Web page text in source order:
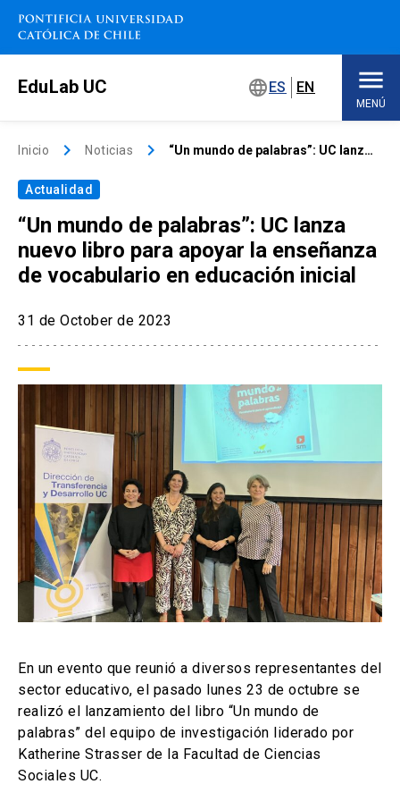
Saltar
contenido
EduLab UC languageES EN
MENÚ
Inicio
Sobre EduLab
Soluciones educativas
Concursos
Eventos keyboard_arrow_down
Noticias
Buscar
ACCESOS UC
Ir al sitio de la UC launch
(El
enlace
se
una
nueva
pestaña)
Biblioteca launch
(El
enlace
se
una
nueva
pestaña)
Mi Portal UC
se
abre
en
una
nueva
pestaña)
Correo
se
abre
en
una
nueva
pestaña)
Inicio keyboard_arrow_right Noticias keyboard_arrow_right “Un mundo de palabras”: UC lanza nuevo libro para apoyar la enseñanza de vocabulario en educación inicial
Actualidad
“Un mundo de palabras”: UC lanza
nuevo libro para apoyar la enseñanza
de vocabulario en educación inicial
31 de October de 2023
En un evento que reunió a diversos representantes del
sector educativo, el pasado lunes 23 de octubre se
realizó el lanzamiento del libro “Un mundo de
palabras” del equipo de investigación liderado por
Katherine Strasser de la Facultad de Ciencias
Sociales UC.